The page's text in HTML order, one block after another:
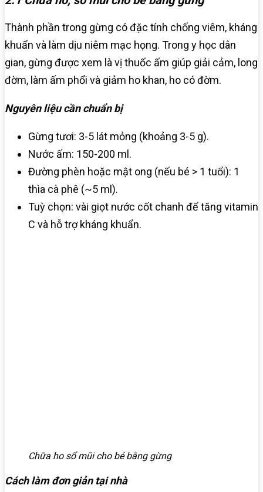
Thành phần trong gừng có đặc tính chống viêm, kháng
khuẩn và làm dịu niêm mạc họng. Trong y học dân
gian, gừng được xem là vị thuốc ấm giúp giải cảm, long
đờm, làm ấm phổi và giảm ho khan, ho có đờm.
Nguyên liệu cần chuẩn bị
Gừng tươi: 3-5 lát mỏng (khoảng 3-5 g).
Nước ấm: 150-200 ml.
Đường phèn hoặc mật ong (nếu bé > 1 tuổi): 1
thìa cà phê (~5 ml).
Tuỳ chọn: vài giọt nước cốt chanh để tăng vitamin
C và hỗ trợ kháng khuẩn.
Chữa ho sổ mũi cho bé bằng gừng
Cách làm đơn giản tại nhà